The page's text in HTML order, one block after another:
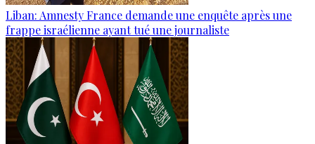
Liban: Amnesty France demande une enquête après une
frappe israélienne ayant tué une journaliste